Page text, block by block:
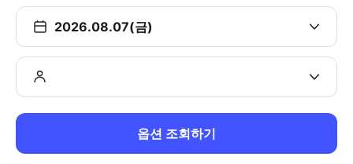
2026.08.07(금)
옵션 조회하기